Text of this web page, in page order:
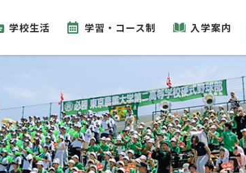
学校生活 学習・コース制 入学案内